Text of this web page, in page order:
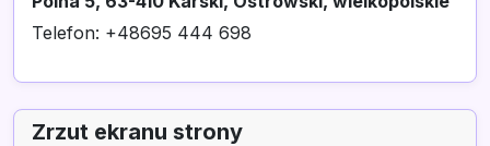
Telefon: +48695 444 698
Zrzut ekranu strony